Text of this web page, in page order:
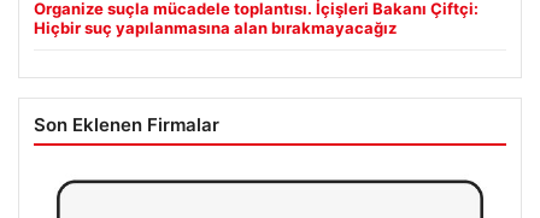
Organize suçla mücadele toplantısı. İçişleri Bakanı Çiftçi:
Hiçbir suç yapılanmasına alan bırakmayacağız
Son Eklenen Firmalar